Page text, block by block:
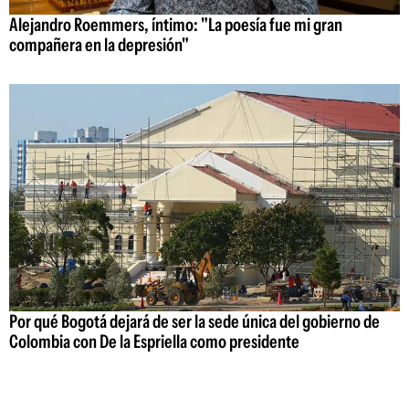
Alejandro Roemmers, íntimo: "La poesía fue mi gran
compañera en la depresión"
Por qué Bogotá dejará de ser la sede única del gobierno de
Colombia con De la Espriella como presidente